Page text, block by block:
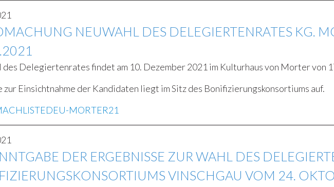
NEUWAHL DES DELEGIERTENRATES KG.
des Delegiertenrates findet am 10. Dezember 2021 im Kulturhaus von Morter von
zur Einsichtnahme der Kandidaten liegt im Sitz des Bonifizierungskonsortiums auf.
MORTER21
DER ERGEBNISSE ZUR WAHL DES
VINSCHGAU VOM 24.